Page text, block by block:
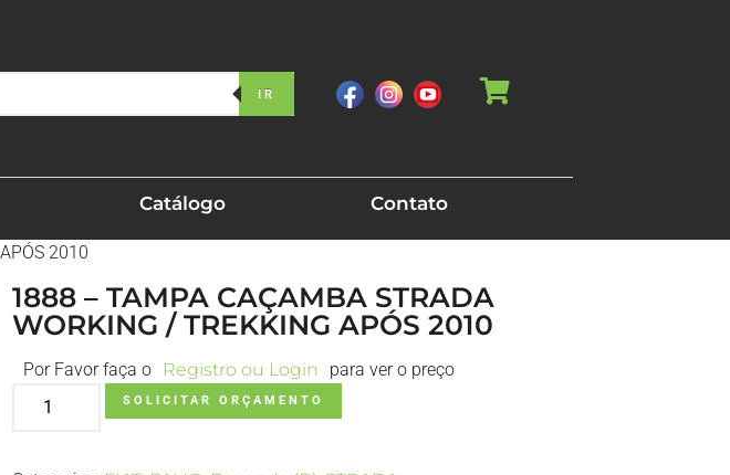
IR
Catálogo Contato
2010
1888 – TAMPA CAÇAMBA STRADA
WORKING / TREKKING APÓS 2010
Por Favor faça o Registro ou Login para ver o preço
SOLICITAR ORÇAMENTO